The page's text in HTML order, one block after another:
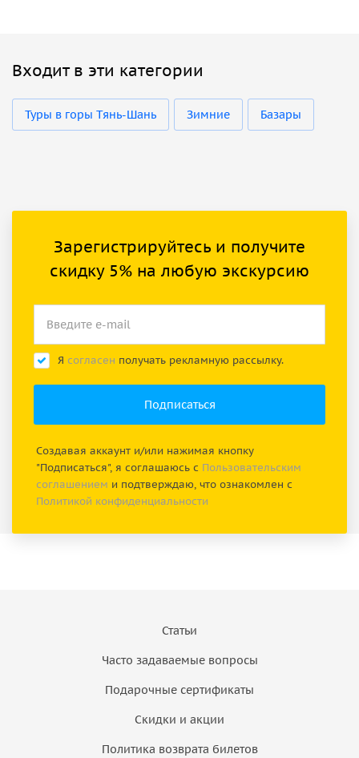
Входит в эти категории
Туры в горы Тянь-Шань Зимние Базары
Зарегистрируйтесь и получите
скидку 5% на любую экскурсию
Я согласен получать рекламную рассылку.
Создавая аккаунт и/или нажимая кнопку
"Подписаться", я соглашаюсь с Пользовательским
соглашением и подтверждаю, что ознакомлен с
Политикой конфиденциальности
Статьи
Часто задаваемые вопросы
Подарочные сертификаты
Скидки и акции
Политика возврата билетов